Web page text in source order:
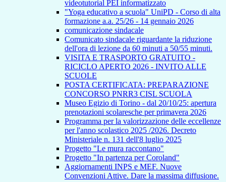
videotutorial PEI informatizzato
"Yoga educativo a scuola" UniPD - Corso di alta
formazione a.a. 25/26 - 14 gennaio 2026
comunicazione sindacale
Comunicato sindacale riguardante la riduzione
dell'ora di lezione da 60 minuti a 50/55 minuti.
VISITA E TRASPORTO GRATUITO -
RICICLO APERTO 2026 - INVITO ALLE
SCUOLE
POSTA CERTIFICATA: PREPARAZIONE
CONCORSO PNRR3 CISL SCUOLA
Museo Egizio di Torino - dal 20/10/25: apertura
prenotazioni scolaresche per primavera 2026
Programma per la valorizzazione delle eccellenze
per l'anno scolastico 2025 /2026. Decreto
Ministeriale n. 131 dell'8 luglio 2025
Progetto "Le mura raccontano"
Progetto "In partenza per Coroland"
Aggiornamenti INPS e MEF. Nuove
Convenzioni Attive. Dare la massima diffusione.